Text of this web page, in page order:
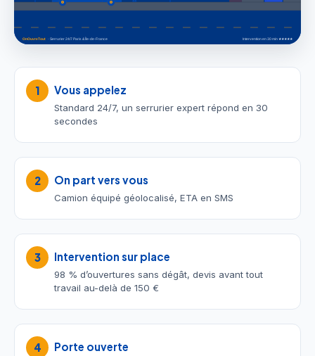
1 Vous appelez
Standard 24/7, un serrurier expert répond en 30
secondes
2 On part vers vous
Camion équipé géolocalisé, ETA en SMS
3 Intervention sur place
98 % d’ouvertures sans dégât, devis avant tout
travail au-delà de 150 €
4 Porte ouverte